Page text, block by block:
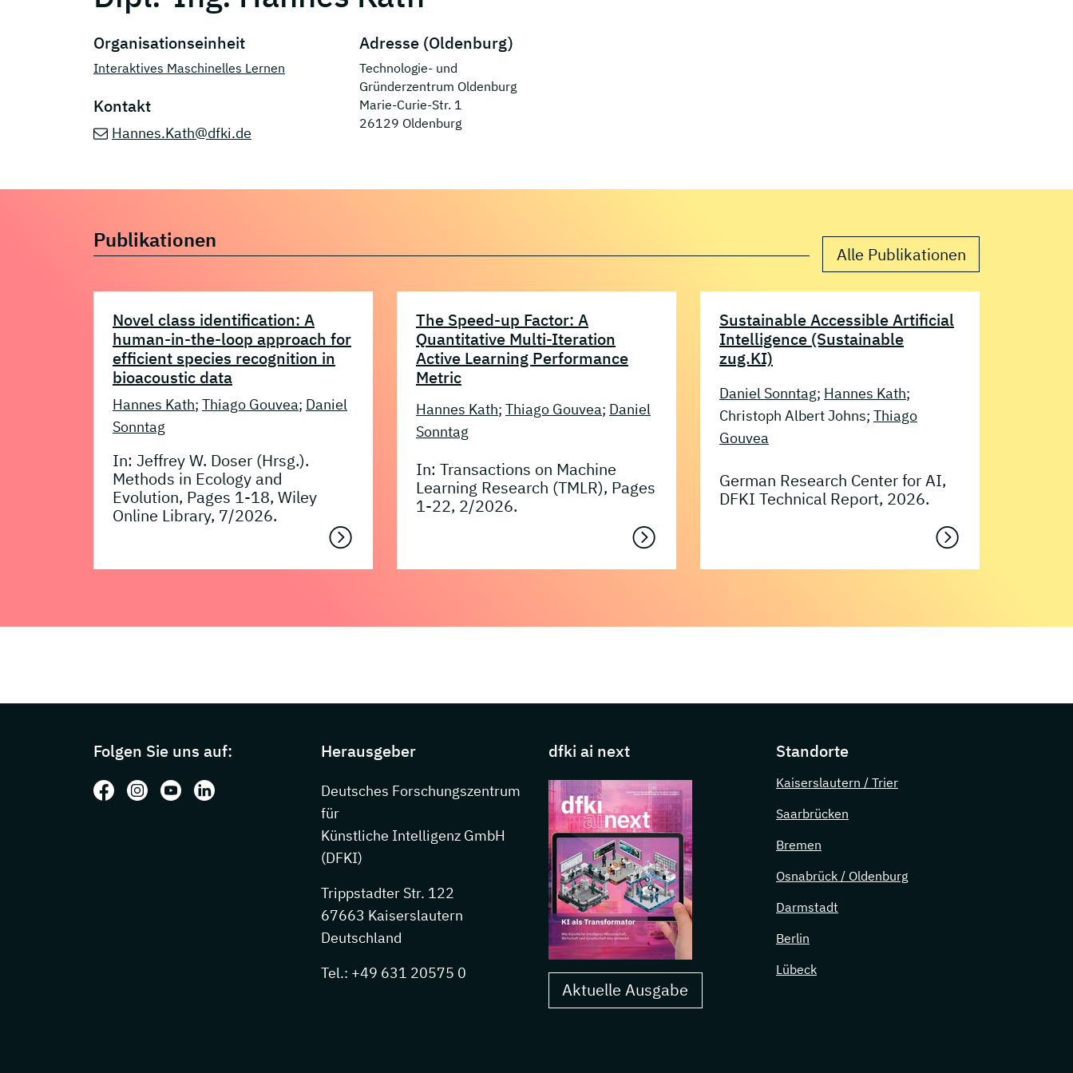
Organisationseinheit
Interaktives Maschinelles Lernen
Kontakt
Hannes.Kath@dfki.de
Adresse (Oldenburg)
Technologie- und
Gründerzentrum Oldenburg
Marie-Curie-Str. 1
26129 Oldenburg
Publikationen
Alle Publikationen
Novel class identification: A
human-in-the-loop approach for
efficient species recognition in
bioacoustic data
Hannes Kath; Thiago Gouvea; Daniel
Sonntag
In: Jeffrey W. Doser (Hrsg.).
Methods in Ecology and
Evolution, Pages 1-18, Wiley
Online Library, 7/2026.
The Speed-up Factor: A
Quantitative Multi-Iteration
Active Learning Performance
Metric
Hannes Kath; Thiago Gouvea; Daniel
Sonntag
In: Transactions on Machine
Learning Research (TMLR), Pages
1-22, 2/2026.
Sustainable Accessible Artificial
Intelligence (Sustainable
zug.KI)
Daniel Sonntag; Hannes Kath;
Christoph Albert Johns; Thiago
Gouvea
German Research Center for AI,
DFKI Technical Report, 2026.
Folgen Sie uns auf:
Folgen Sie uns auf: Facebook
Folgen Sie uns auf: Instagram
Folgen Sie uns auf: Youtube
Folgen Sie uns auf: LinkedIn
Herausgeber
Deutsches Forschungszentrum
für
Künstliche Intelligenz GmbH
(DFKI)
Trippstadter Str. 122
67663 Kaiserslautern
Deutschland
Tel.: +49 631 20575 0
dfki ai next
Aktuelle Ausgabe
Standorte
Kaiserslautern / Trier
Saarbrücken
Bremen
Osnabrück / Oldenburg
Darmstadt
Berlin
Lübeck